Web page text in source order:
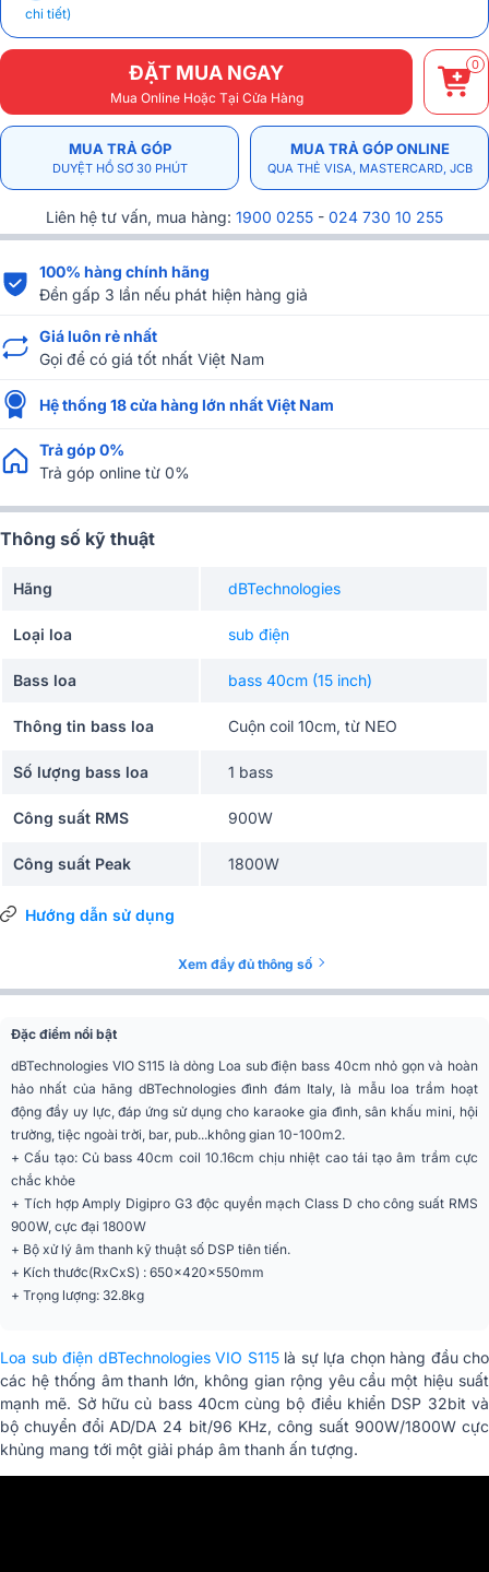
chi tiết)
ĐẶT MUA NGAY
Mua Online Hoặc Tại Cửa Hàng
0
MUA TRẢ GÓP
DUYỆT HỒ SƠ 30 PHÚT
MUA TRẢ GÓP ONLINE
QUA THẺ VISA, MASTERCARD, JCB
Liên hệ tư vấn, mua hàng: 1900 0255 - 024 730 10 255
100% hàng chính hãng
Đền gấp 3 lần nếu phát hiện hàng giả
Giá luôn rẻ nhất
Gọi để có giá tốt nhất Việt Nam
Hệ thống 18 cửa hàng lớn nhất Việt Nam
Trả góp 0%
Trả góp online từ 0%
Thông số kỹ thuật
Hãng dBTechnologies
Loại loa sub điện
Bass loa bass 40cm (15 inch)
Thông tin bass loa Cuộn coil 10cm, từ NEO
Số lượng bass loa 1 bass
Công suất RMS 900W
Công suất Peak 1800W
Độ nhạy tối đa
cafe, Nhà hàng
Màu sắc
Đen
Chất liệu
Phân khúc Siêu cao cấp
Loại loa
Loa siêu trầm Bass Reflex hoạt
động
Đáp ứng tần số [- 6
dB]
40 Hz - (tần số người dùng LPF)
Đáp ứng tần số [- 10
dB]
36 Hz - (tần số người dùng LPF)
Công nghệ khuếch đại Digipro® G3
Bộ khuếch đại Class D
Làm mát Đối lưu
Hướng dẫn sử dụng
Xem đầy đủ thông số
Đặc điểm nổi bật
dBTechnologies VIO S115 là dòng Loa sub điện bass 40cm nhỏ gọn và hoàn
hảo nhất của hãng dBTechnologies đình đám Italy, là mẫu loa trầm hoạt
động đầy uy lực, đáp ứng sử dụng cho karaoke gia đình, sân khấu mini, hội
trường, tiệc ngoài trời, bar, pub...không gian 10-100m2.
+ Cấu tạo: Củ bass 40cm coil 10.16cm chịu nhiệt cao tái tạo âm trầm cực
chắc khỏe
+ Tích hợp Amply Digipro G3 độc quyền mạch Class D cho công suất RMS
900W, cực đại 1800W
+ Bộ xử lý âm thanh kỹ thuật số DSP tiên tiến.
+ Kích thước(RxCxS) : 650x420x550mm
+ Trọng lượng: 32.8kg
Loa sub điện dBTechnologies VIO S115là sự lựa chọn hàng đầu cho
các hệ thống âm thanh lớn, không gian rộng yêu cầu một hiệu suất
mạnh mẽ. Sở hữu củ bass 40cm cùng bộ điều khiển DSP 32bit và
bộ chuyển đổi AD/DA 24 bit/96 KHz, công suất 900W/1800W cực
khủng mang tới một giải pháp âm thanh ấn tượng.